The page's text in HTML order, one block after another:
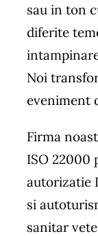
sau in ton
diferite
Noi
eveniment
Firma
ISO 22000
autorizatie
si
sanitar